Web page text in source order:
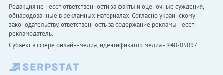
Редакция не несет ответственности за факты и оценочные суждения,
обнародованные в рекламных материалах. Согласно украинскому
законодательству, ответственность за содержание рекламы несет
рекламодатель.
Субъект в сфере онлайн-медиа; идентификатор медиа - R40-05097